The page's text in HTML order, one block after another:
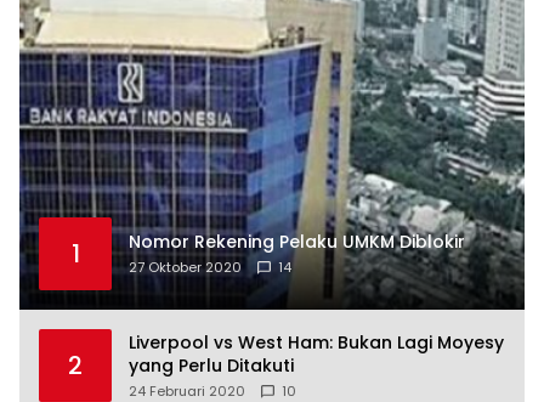
1 Nomor Rekening Pelaku UMKM Diblokir
27 Oktober 2020 14
2
Liverpool vs West Ham: Bukan Lagi Moyesy
yang Perlu Ditakuti
24 Februari 2020 10